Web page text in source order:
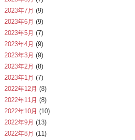
2023年7月 (9)
2023年6月 (9)
2023年5月 (7)
2023年4月 (9)
2023年3月 (9)
2023年2月 (8)
2023年1月 (7)
2022年12月 (8)
2022年11月 (8)
2022年10月 (10)
2022年9月 (13)
2022年8月 (11)